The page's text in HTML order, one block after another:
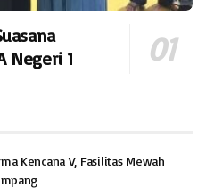
Negeri 1
Kencana V, Fasilitas Mewah